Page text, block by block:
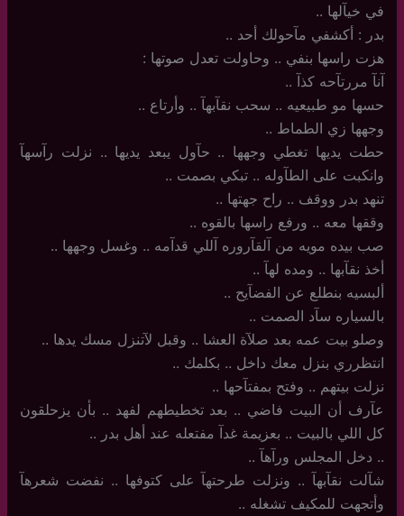
في خيآلها ..
بدر : أكشفي مآحولك أحد ..
هزت راسها بنفي .. وحاولت تعدل صوتها :
آنآ مررتآحه كذآ ..
حسها مو طبيعيه .. سحب نقآبهآ .. وأرتاع ..
وجهها زي الطماط ..
حطت يديها تغطي وجهها .. حآول يبعد يديها .. نزلت رآسهآ
وانكبت على الطآوله .. تبكي بصمت ..
تنهد بدر ووقف .. راح جهتها ..
وققها معه .. ورفع راسها بالقوه ..
صب بيده مويه من آلقآروره آللي قدآمه .. وغسل وجهها ..
أخذ نقآبها .. ومده لهآ ..
ألبسيه بنطلع عن الفضآيح ..
بالسياره سآد الصمت ..
وصلو بيت عمه بعد صلآة العشا .. وقبل لآتنزل مسك يدها ..
انتظرري بنزل معك داخل .. بكلمك ..
نزلت بيتهم .. وفتح بمفتآحها ..
عآرف أن البيت فاضي .. بعد تخطيطهم لفهد .. بأن يزحلقون
كل اللي بالبيت .. بعزيمة غدآ مفتعله عند أهل بدر ..
..‏ دخل المجلس ورآهآ ..
شآلت نقآبهآ .. ونزلت طرحتهآ على كتوفها .. نفضت شعرهآ
وأتجهت للمكيف تشغله ..